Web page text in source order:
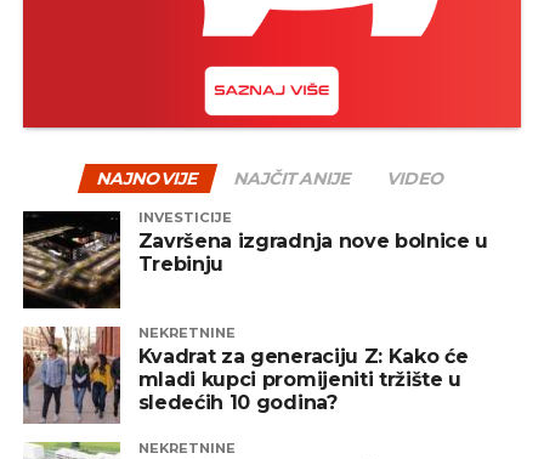
NAJNOVIJE NAJČITANIJE VIDEO
INVESTICIJE
Završena izgradnja nove bolnice u
Trebinju
NEKRETNINE
Kvadrat za generaciju Z: Kako će
mladi kupci promijeniti tržište u
sledećih 10 godina?
NEKRETNINE